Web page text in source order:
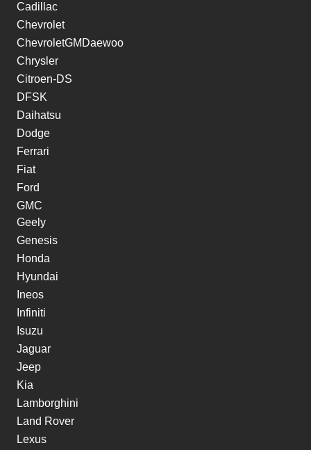
Cadillac
Chevrolet
ChevroletGMDaewoo
Chrysler
Citroen-DS
DFSK
Daihatsu
Dodge
Ferrari
Fiat
Ford
GMC
Geely
Genesis
Honda
Hyundai
Ineos
Infiniti
Isuzu
Jaguar
Jeep
Kia
Lamborghini
Land Rover
Lexus